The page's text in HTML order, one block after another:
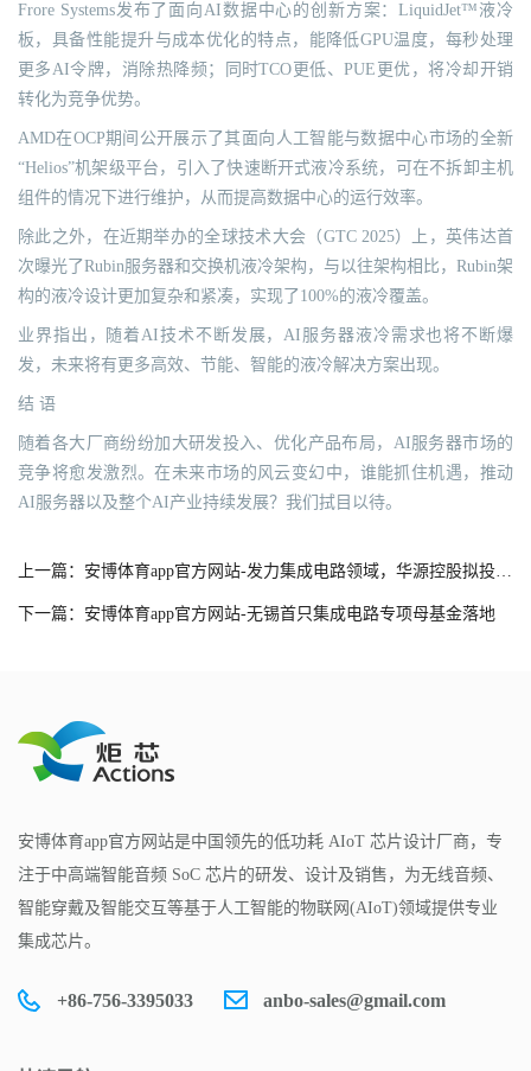
Frore Systems发布了面向AI数据中心的创新方案：LiquidJet™液冷
板，具备性能提升与成本优化的特点，能降低GPU温度，每秒处理
更多AI令牌，消除热降频；同时TCO更低、PUE更优，将冷却开销
转化为竞争优势。
AMD在OCP期间公开展示了其面向人工智能与数据中心市场的全新
“Helios”机架级平台，引入了快速断开式液冷系统，可在不拆卸主机
组件的情况下进行维护，从而提高数据中心的运行效率。
除此之外，在近期举办的全球技术大会（GTC 2025）上，英伟达首
次曝光了Rubin服务器和交换机液冷架构，与以往架构相比，Rubin架
构的液冷设计更加复杂和紧凑，实现了100%的液冷覆盖。
业界指出，随着AI技术不断发展，AI服务器液冷需求也将不断爆
发，未来将有更多高效、节能、智能的液冷解决方案出现。
结 语
随着各大厂商纷纷加大研发投入、优化产品布局，AI服务器市场的
竞争将愈发激烈。在未来市场的风云变幻中，谁能抓住机遇，推动
AI服务器以及整个AI产业持续发展？我们拭目以待。
上一篇：安博体育app官方网站-发力集成电路领域，华源控股拟投资设立全资子公司
下一篇：安博体育app官方网站-无锡首只集成电路专项母基金落地
安博体育app官方网站是中国领先的低功耗 AIoT 芯片设计厂商，专
注于中高端智能音频 SoC 芯片的研发、设计及销售，为无线音频、
智能穿戴及智能交互等基于人工智能的物联网(AIoT)领域提供专业
集成芯片。
+86-756-3395033 anbo-sales@gmail.com